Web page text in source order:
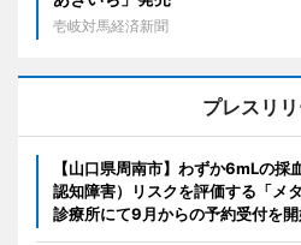
壱岐対馬経済新聞
プレスリ
【山口県周南市】わずか6mLの
認知障害）リスクを評価する「メ
診療所にて9月からの予約受付を